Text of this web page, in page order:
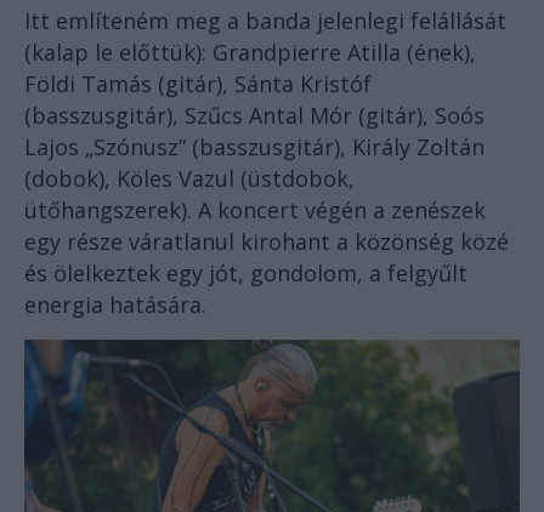
Itt említeném meg a banda jelenlegi felállását
(kalap le előttük): Grandpierre Atilla (ének),
Földi Tamás (gitár), Sánta Kristóf
(basszusgitár), Szűcs Antal Mór (gitár), Soós
Lajos „Szónusz” (basszusgitár), Király Zoltán
(dobok), Köles Vazul (üstdobok,
ütőhangszerek). A koncert végén a zenészek
egy része váratlanul kirohant a közönség közé
és ölelkeztek egy jót, gondolom, a felgyűlt
energia hatására.